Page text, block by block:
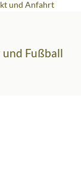
und Anfahrt
und Fußball